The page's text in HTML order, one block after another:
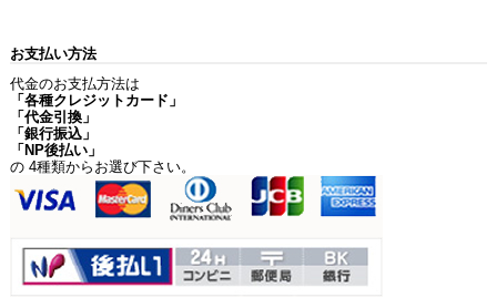
お支払い方法
代金のお支払方法は
「各種クレジットカード」
「代金引換」
「銀行振込」
「NP後払い」
の 4種類からお選び下さい。